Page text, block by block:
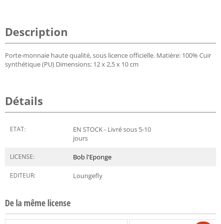
Description
Porte-monnaie haute qualité, sous licence officielle. Matière: 100% Cuir
synthétique (PU) Dimensions: 12 x 2,5 x 10 cm
Détails
ETAT:
EN STOCK - Livré sous 5-10
jours
LICENSE: Bob l'Eponge
EDITEUR: Loungefly
De la même license